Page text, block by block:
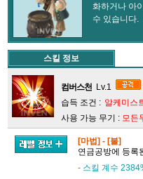
화하거나 아
수 있습니다.
스킬 정보
컴버스천 Lv.1
습득 조건 : 알케미스
사용 가능 무기 : 모든
[마법] - [불]
연금공방에 등록
- 스킬 계수